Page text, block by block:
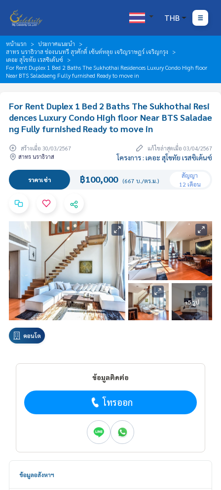
THB
หน้าแรก
ประกาศแนะนำ
สาทร นราธิวาส ช่องนนทรี สุรศักดิ์ เซ้นต์หลุย เจริญราษฎร์ เจริญกรุง
เดอะ สุโขทัย เรสซิเด้นซ์
For Rent Duplex 1 Bed 2 Baths The Sukhothai Residences Luxury Condo High floor
Near BTS Saladaeng Fully furnished Ready to move in
For Rent Duplex 1 Bed 2 Baths The Sukhothai Resi
dences Luxury Condo High floor Near BTS Saladae
ng Fully furnished Ready to move in
สร้างเมื่อ 30/03/2567
แก้ไขล่าสุดเมื่อ 03/04/2567
สาทร นราธิวาส
โครงการ : เดอะ สุโขทัย เรสซิเด้นซ์
ราคาเช่า ฿100,000 (667 บ./ตร.ม.)
สัญญา
12 เดือน
+5 รูป
คอนโด
ข้อมูลติดต่อ
โทรออก
ข้อมูลอสังหาฯ